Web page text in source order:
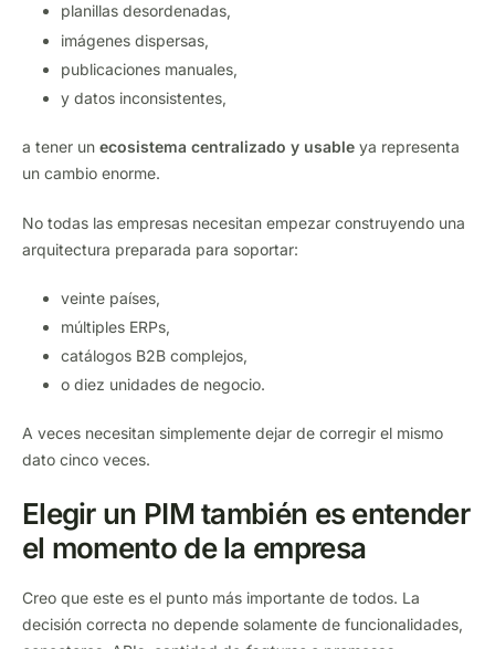
planillas desordenadas,
imágenes dispersas,
publicaciones manuales,
y datos inconsistentes,
a tener un ecosistema centralizado y usable ya representa
un cambio enorme.
No todas las empresas necesitan empezar construyendo una
arquitectura preparada para soportar:
veinte países,
múltiples ERPs,
catálogos B2B complejos,
o diez unidades de negocio.
A veces necesitan simplemente dejar de corregir el mismo
dato cinco veces.
Elegir un PIM también es entender
el momento de la empresa
Creo que este es el punto más importante de todos. La
decisión correcta no depende solamente de funcionalidades,